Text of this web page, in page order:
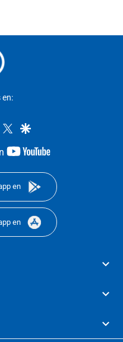
en:
instagram
twittergoogle
youtube-
en
en